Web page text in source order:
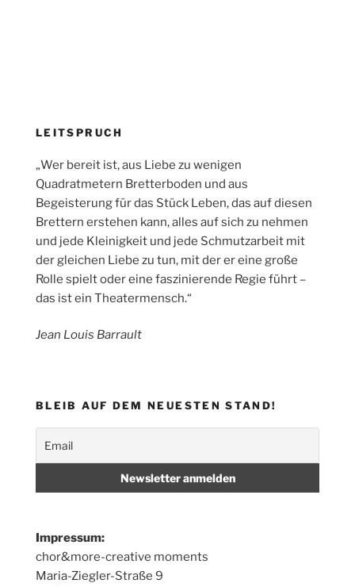
LEITSPRUCH
„Wer bereit ist, aus Liebe zu wenigen
Quadratmetern Bretterboden und aus
Begeisterung für das Stück Leben, das auf diesen
Brettern erstehen kann, alles auf sich zu nehmen
und jede Kleinigkeit und jede Schmutzarbeit mit
der gleichen Liebe zu tun, mit der er eine große
Rolle spielt oder eine faszinierende Regie führt –
das ist ein Theatermensch.“
Jean Louis Barrault
BLEIB AUF DEM NEUESTEN STAND!
Impressum:
chor&more-creative moments
Maria-Ziegler-Straße 9